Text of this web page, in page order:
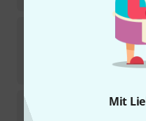
Mit
In 3–4
€
HartingHan